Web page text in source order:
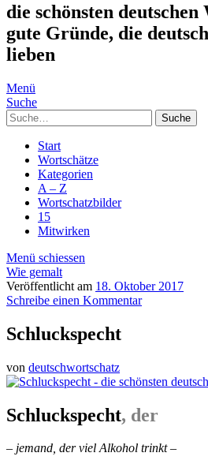
die schönsten
gute Gründe, die
lieben
Menü
Suche
Suche
Start
Wortschätze
Kategorien
A – Z
Wortschatzbilder
15
Mitwirken
Menü schiessen
Wie gemalt
Veröffentlicht am 18. Oktober 2017
Schreibe einen Kommentar
Schluckspecht
von deutschwortschatz
Schluckspecht, der
– jemand, der viel Alkohol trinkt –